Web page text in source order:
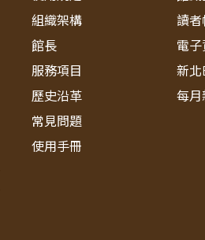
組織架構
館長
服務項目
歷史沿革
常見問題
使用手冊
讀者
電子
新北
每月